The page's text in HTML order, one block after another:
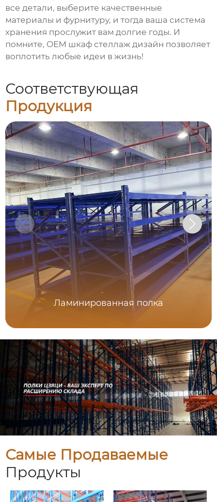
все детали, выберите качественные
материалы и фурнитуру, и тогда ваша система
хранения прослужит вам долгие годы. И
помните, OEM шкаф стеллаж дизайн позволяет
воплотить любые идеи в жизнь!
Соответствующая
Продукция
Ламинированная полка
Самые Продаваемые
Продукты